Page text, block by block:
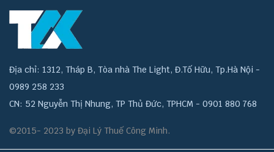
Địa chỉ: 1312, Tháp B, Tòa nhà The Light, Đ.Tố Hữu, Tp.Hà Nội -
0989 258 233
CN: 52 Nguyễn Thị Nhung, TP Thủ Đức, TPHCM - 0901 880 768
©2015- 2023 by Đại Lý Thuế Công Minh.